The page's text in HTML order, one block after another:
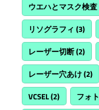
ウエハとマスク検査
リソグラフィ (3)
レーザー切断(2)
レーザー穴あけ(2)
VCSEL(2) フォ